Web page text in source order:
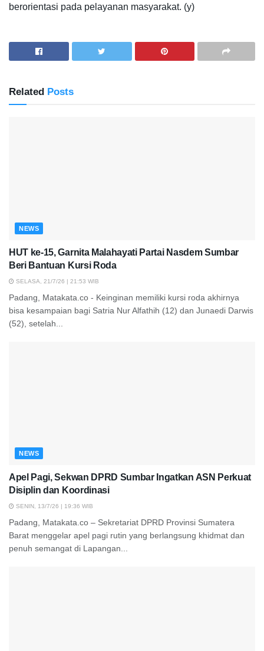
berorientasi pada pelayanan masyarakat. (y)
Related Posts
NEWS
HUT ke-15, Garnita Malahayati Partai Nasdem Sumbar
Beri Bantuan Kursi Roda
SELASA, 21/7/26 | 21:53 WIB
Padang, Matakata.co - Keinginan memiliki kursi roda akhirnya
bisa kesampaian bagi Satria Nur Alfathih (12) dan Junaedi Darwis
(52), setelah...
NEWS
Apel Pagi, Sekwan DPRD Sumbar Ingatkan ASN Perkuat
Disiplin dan Koordinasi
SENIN, 13/7/26 | 19:36 WIB
Padang, Matakata.co – Sekretariat DPRD Provinsi Sumatera
Barat menggelar apel pagi rutin yang berlangsung khidmat dan
penuh semangat di Lapangan...